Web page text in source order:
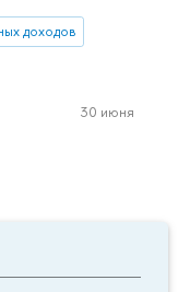
доходов
30 июня